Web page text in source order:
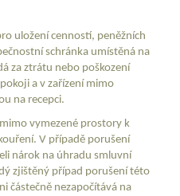
uložení cenností, peněžních
schránka umístěná na
za ztrátu nebo poškození
a v zařízení mimo
na recepci.
vymezené prostory k
V případě porušení
nárok na úhradu smluvní
zjištěný případ porušení této
částečně nezapočítává na